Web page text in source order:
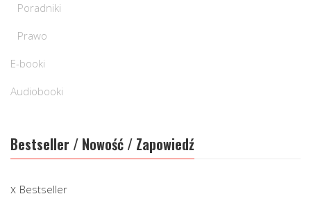
Poradniki
Prawo
E-booki
Audiobooki
Bestseller / Nowość / Zapowiedź
Bestseller